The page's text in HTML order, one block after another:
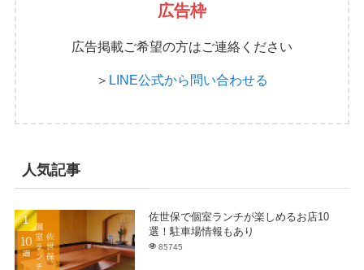
広告枠
広告掲載ご希望の方はご連絡ください
＞ LINE公式から問い合わせる
人気記事
佐世保で個室ランチが楽しめるお店10
選！駐車場情報もあり
85745